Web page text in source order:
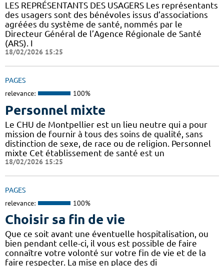
LES REPRÉSENTANTS DES USAGERS Les représentants
des usagers sont des bénévoles issus d’associations
agréées du système de santé, nommés par le
Directeur Général de l’Agence Régionale de Santé
(ARS). I
18/02/2026 15:25
PAGES
relevance: 100%
Personnel mixte
Le CHU de Montpellier est un lieu neutre qui a pour
mission de fournir à tous des soins de qualité, sans
distinction de sexe, de race ou de religion. Personnel
mixte Cet établissement de santé est un
18/02/2026 15:25
PAGES
relevance: 100%
Choisir sa fin de vie
Que ce soit avant une éventuelle hospitalisation, ou
bien pendant celle-ci, il vous est possible de faire
connaître votre volonté sur votre fin de vie et de la
faire respecter. La mise en place des di